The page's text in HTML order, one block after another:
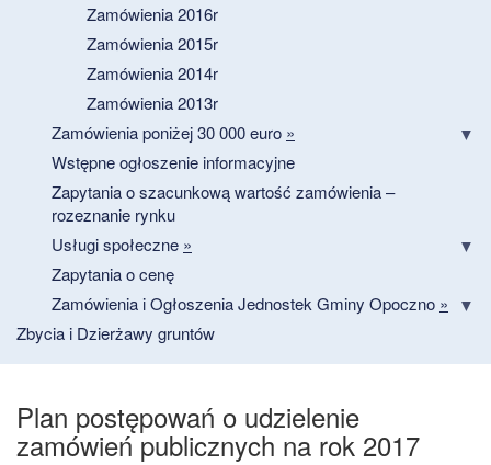
Zamówienia 2016r
Zamówienia 2015r
Zamówienia 2014r
Zamówienia 2013r
Zamówienia poniżej 30 000 euro »
Wstępne ogłoszenie informacyjne
Zapytania o szacunkową wartość zamówienia –
rozeznanie rynku
Usługi społeczne »
Zapytania o cenę
Zamówienia i Ogłoszenia Jednostek Gminy Opoczno »
Zbycia i Dzierżawy gruntów
Plan postępowań o udzielenie
zamówień publicznych na rok 2017